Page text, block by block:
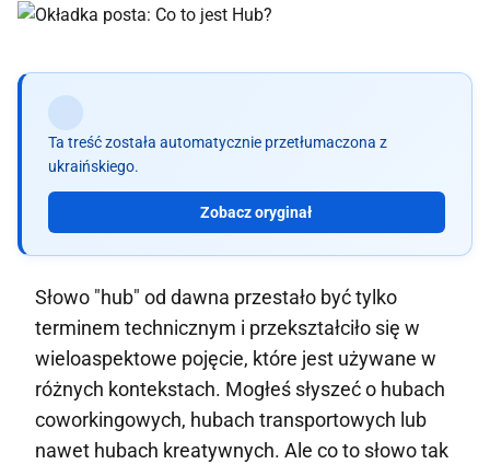
Ta treść została automatycznie przetłumaczona z
ukraińskiego.
Zobacz oryginał
Słowo "hub" od dawna przestało być tylko
terminem technicznym i przekształciło się w
wieloaspektowe pojęcie, które jest używane w
różnych kontekstach. Mogłeś słyszeć o hubach
coworkingowych, hubach transportowych lub
nawet hubach kreatywnych. Ale co to słowo tak